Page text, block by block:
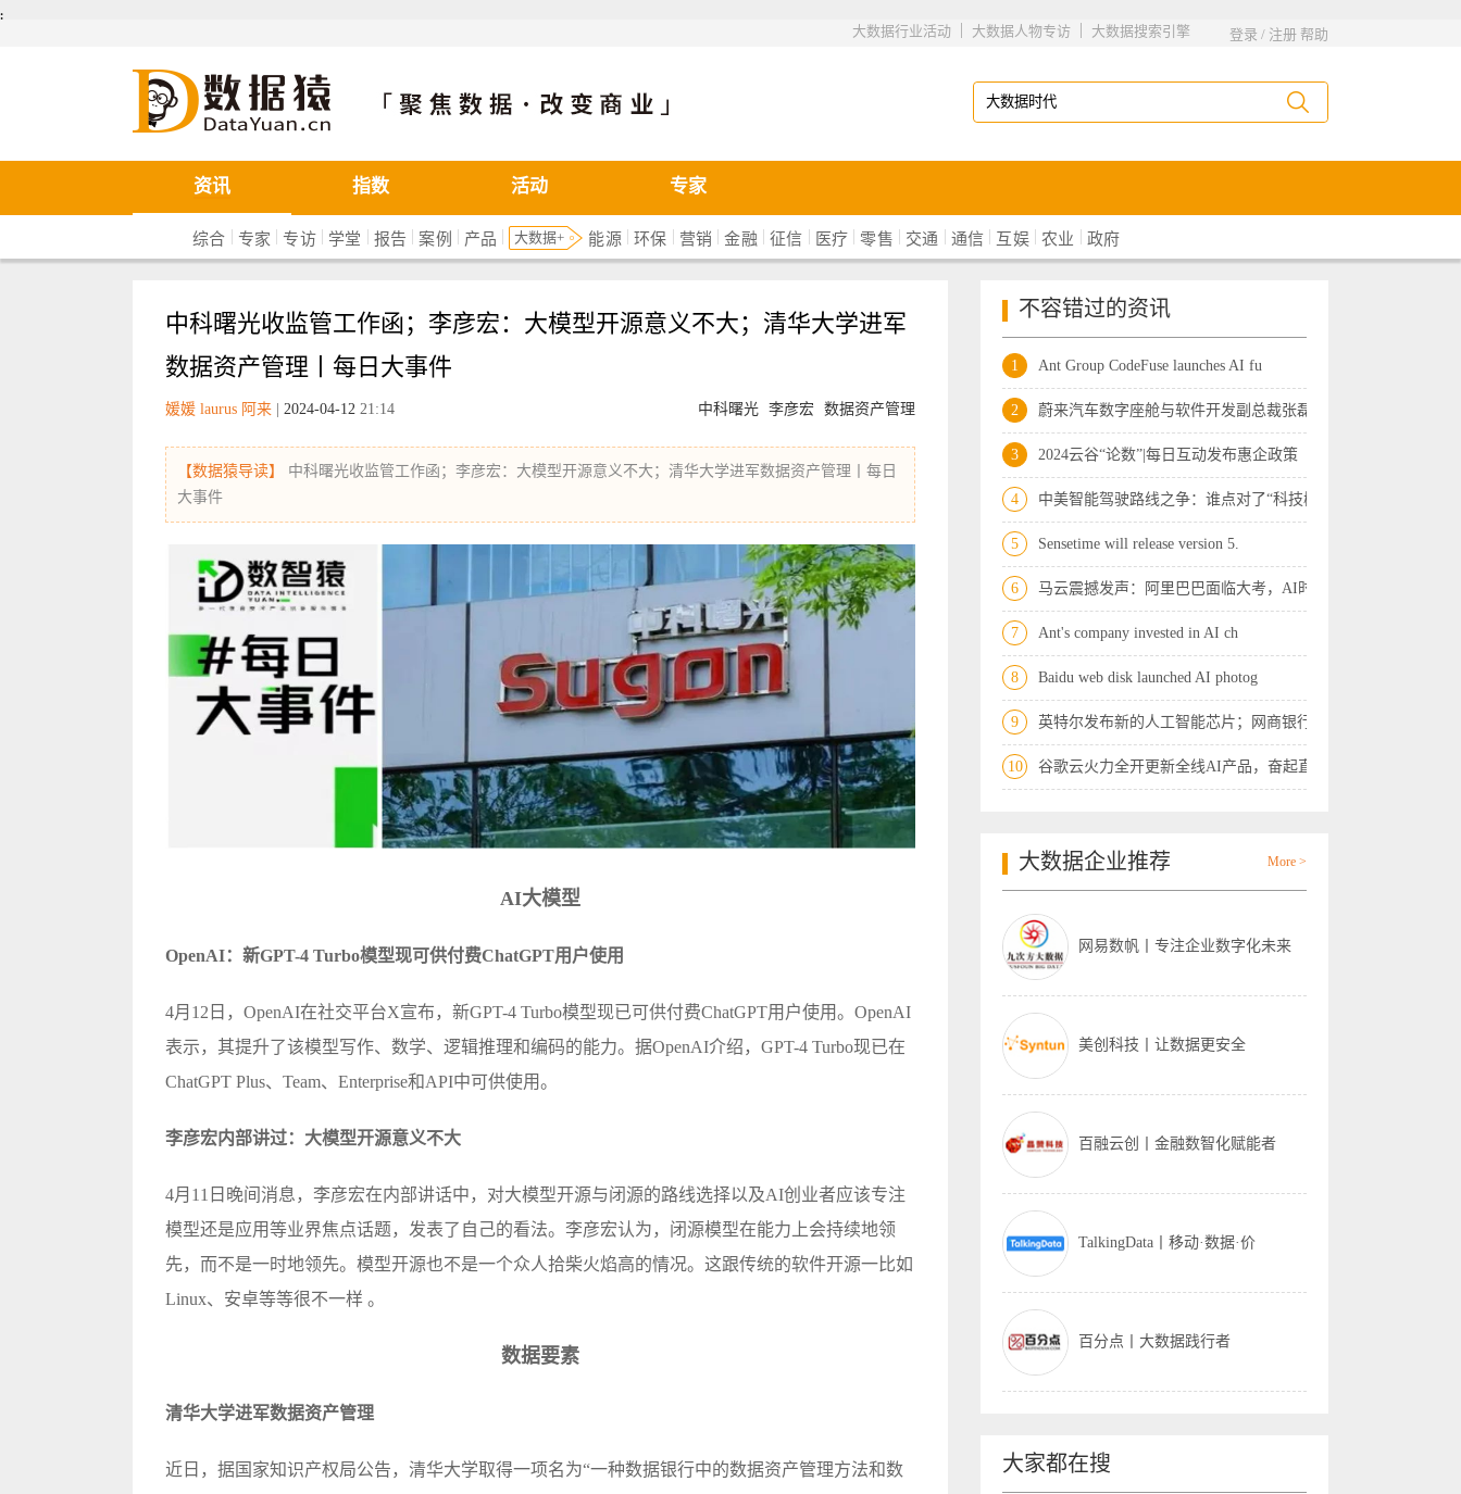
܄
登录 / 注册 帮助
大数据搜索引擎
|
大数据人物专访
|
大数据行业活动
数据猿
资讯 指数 活动 专家
综合 | 专家 |专访| 学堂 | 报告 | 案例 | 产品 | 大数据+ 能源 |环保 | 营销 |金融 |征信 | 医疗 | 零售 | 交通 | 通信 | 互娱 | 农业 | 政府
中科曙光收监管工作函；李彦宏：大模型开源意义不大；清华大学进军
数据资产管理丨每日大事件
中科曙光 李彦宏 数据资产管理
媛媛 laurus 阿来 2024-04-12 21:14
【数据猿导读】
中科曙光收监管工作函；李彦宏：大模型开源意义不大；清华大学进军数据资产管理丨每日
大事件
AI大模型
OpenAI：新GPT-4 Turbo模型现可供付费ChatGPT用户使用
4月12日，OpenAI在社交平台X宣布，新GPT-4 Turbo模型现已可供付费ChatGPT用户使用。OpenAI
表示，其提升了该模型写作、数学、逻辑推理和编码的能力。据OpenAI介绍，GPT-4 Turbo现已在
ChatGPT Plus、Team、Enterprise和API中可供使用。
李彦宏内部讲过：大模型开源意义不大
4月11日晚间消息，李彦宏在内部讲话中，对大模型开源与闭源的路线选择以及AI创业者应该专注
模型还是应用等业界焦点话题，发表了自己的看法。李彦宏认为，闭源模型在能力上会持续地领
先，而不是一时地领先。模型开源也不是一个众人拾柴火焰高的情况。这跟传统的软件开源一比如
Linux、安卓等等很不一样 。
数据要素
清华大学进军数据资产管理
近日，据国家知识产权局公告，清华大学取得一项名为“一种数据银行中的数据资产管理方法和数
不容错过的资讯
1 Ant Group CodeFuse launches AI fu
2 蔚来汽车数字座舱与软件开发副总裁张磊离
3 2024云谷“论数”|每日互动发布惠企政策
4 中美智能驾驶路线之争：谁点对了“科技树
5 Sensetime will release version 5.
6 马云震撼发声：阿里巴巴面临大考，AI时代
7 Ant's company invested in AI ch
8 Baidu web disk launched AI photog
9 英特尔发布新的人工智能芯片；网商银行首
10 谷歌云火力全开更新全线AI产品，奋起直追
大数据企业推荐 More >
网易数帆丨专注企业数字化未来
美创科技丨让数据更安全
百融云创丨金融数智化赋能者
TalkingData丨移动·数据·价
百分点丨大数据践行者
大家都在搜